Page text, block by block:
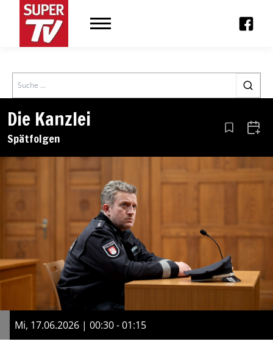
Search
Die Kanzlei
Spätfolgen Aus den
Mi, 17.06.2026 | 00:30 - 01:15